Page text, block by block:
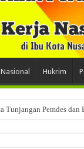
Nasional Hukrim
Tunjangan Pemdes dan